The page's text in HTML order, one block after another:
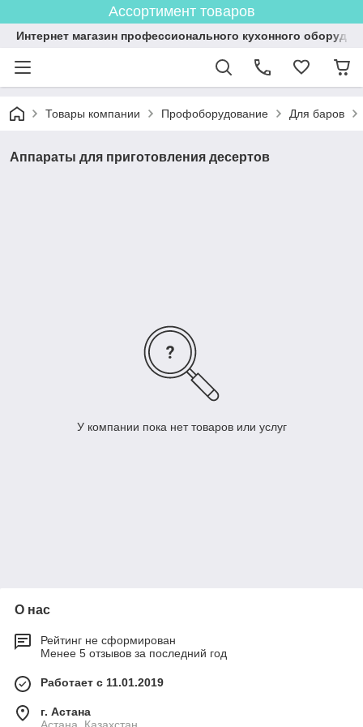
Ассортимент товаров
Интернет магазин профессионального кухонного
Товары компании Профоборудование Для баров
Аппараты для приготовления десертов
У компании пока нет товаров или услуг
О нас
Рейтинг не сформирован
Менее 5 отзывов за последний год
Работает с 11.01.2019
г. Астана